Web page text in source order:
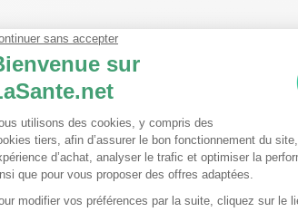
pour la catégorie des Dentifrices. Sa formule
en Menthe Poivrée et exempt de parabène,
complète. Sa composition à base d'Aqua,
Cellule Gum, Sodium
Fluorure de Sodium agit en profondeur pour
fumeurs aide à maintenir une haleine
une protection et une fraîcheur